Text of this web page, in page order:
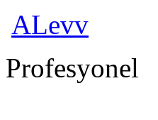
ALevv
Profesyonel